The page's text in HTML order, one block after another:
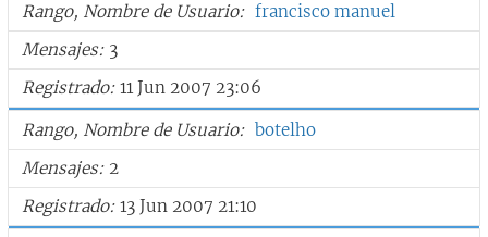
Rango, Nombre de Usuario
francisco manuel
Mensajes 3
Registrado 11 Jun 2007 23:06
Rango, Nombre de Usuario
botelho
Mensajes 2
Registrado 13 Jun 2007 21:10